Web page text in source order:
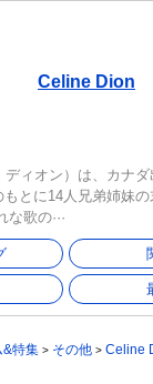
Celine Dion
ィオン）は、カナダ
もとに14人兄弟姉妹
歌の···
&特集 その他 Celine